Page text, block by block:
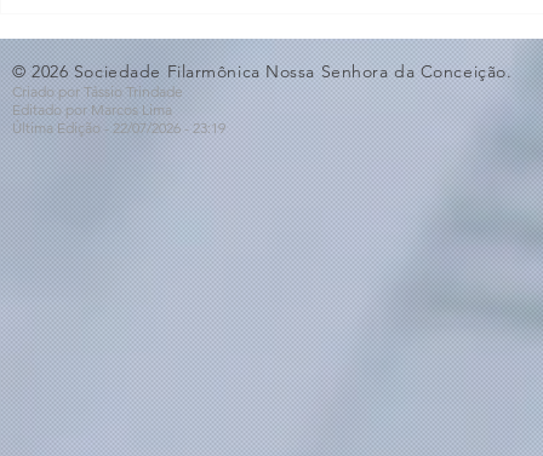
🎵🎶
ao Dia dos
© 2026 Sociedade Filarmônica Nossa Senhora da Conceição.
Criado por Tássio Trindade
Editado por Marcos Lima
Última Edição - 22/07/2026 - 23:19